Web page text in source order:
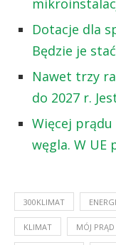
Dotacje dla
Będzie je
Nawet trzy
do 2027 r.
Więcej prądu
węgla. W UE
300KLIMAT
KLIMAT MÓJ PRĄD